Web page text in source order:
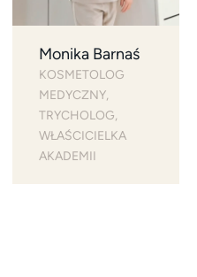
Monika Barnaś
KOSMETOLOG
MEDYCZNY,
TRYCHOLOG,
WŁAŚCICIELKA
AKADEMII